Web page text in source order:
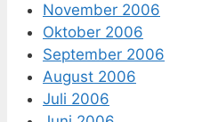
November 2006
Oktober 2006
September 2006
August 2006
Juli 2006